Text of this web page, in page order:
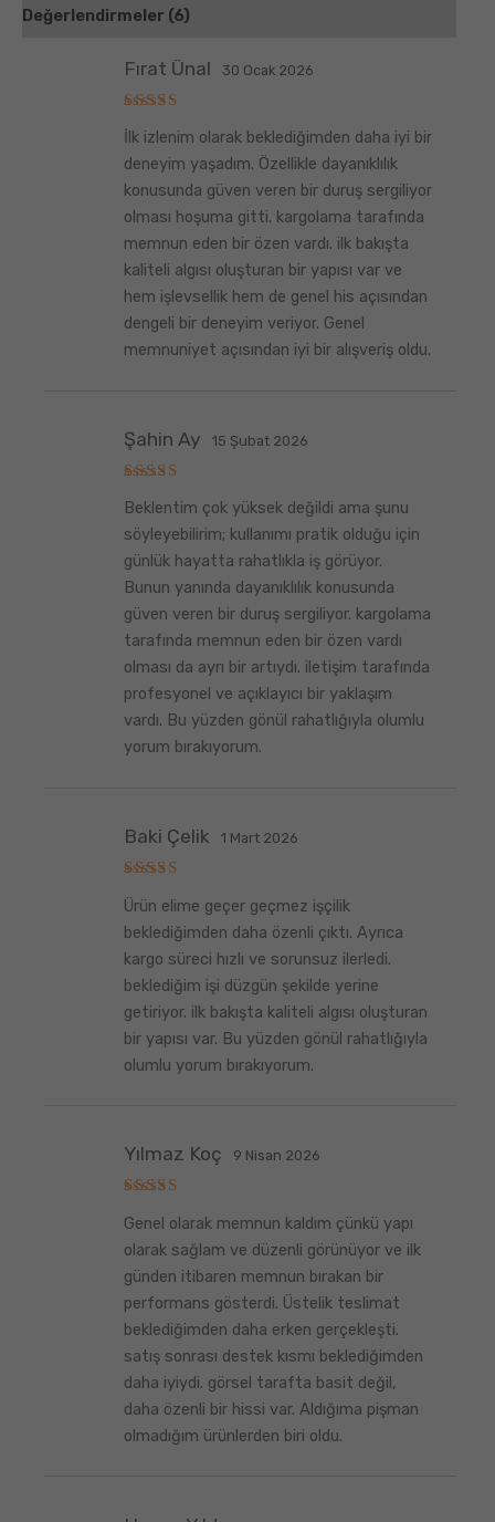
Değerlendirmeler (6)
üzerinden
5
oy aldı
Fırat Ünal 30 Ocak 2026
İlk izlenim olarak beklediğimden daha iyi bir
deneyim yaşadım. Özellikle dayanıklılık
konusunda güven veren bir duruş sergiliyor
olması hoşuma gitti. kargolama tarafında
memnun eden bir özen vardı. ilk bakışta
kaliteli algısı oluşturan bir yapısı var ve
hem işlevsellik hem de genel his açısından
dengeli bir deneyim veriyor. Genel
memnuniyet açısından iyi bir alışveriş oldu.
üzerinden
oy aldı
Şahin Ay 15 Şubat 2026
Beklentim çok yüksek değildi ama şunu
söyleyebilirim; kullanımı pratik olduğu için
günlük hayatta rahatlıkla iş görüyor.
Bunun yanında dayanıklılık konusunda
güven veren bir duruş sergiliyor. kargolama
tarafında memnun eden bir özen vardı
olması da ayrı bir artıydı. iletişim tarafında
profesyonel ve açıklayıcı bir yaklaşım
vardı. Bu yüzden gönül rahatlığıyla olumlu
yorum bırakıyorum.
üzerinden
5
oy aldı
Baki Çelik 1 Mart 2026
Ürün elime geçer geçmez işçilik
beklediğimden daha özenli çıktı. Ayrıca
kargo süreci hızlı ve sorunsuz ilerledi.
beklediğim işi düzgün şekilde yerine
getiriyor. ilk bakışta kaliteli algısı oluşturan
bir yapısı var. Bu yüzden gönül rahatlığıyla
olumlu yorum bırakıyorum.
üzerinden
5oy aldı
Yılmaz Koç 9 Nisan 2026
Genel olarak memnun kaldım çünkü yapı
olarak sağlam ve düzenli görünüyor ve ilk
günden itibaren memnun bırakan bir
performans gösterdi. Üstelik teslimat
beklediğimden daha erken gerçekleşti.
satış sonrası destek kısmı beklediğimden
daha iyiydi. görsel tarafta basit değil,
daha özenli bir hissi var. Aldığıma pişman
olmadığım ürünlerden biri oldu.